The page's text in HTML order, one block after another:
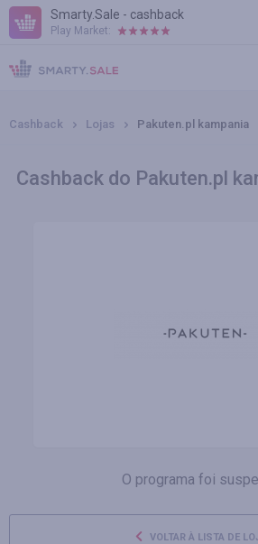
Smarty.Sale - cashback
Play Market:
AJUDA
TERMOS DE USO
Cashback Lojas Pakuten.pl kampania
Cashback do Pakuten.pl
O programa foi
VOLTAR À LISTA DE